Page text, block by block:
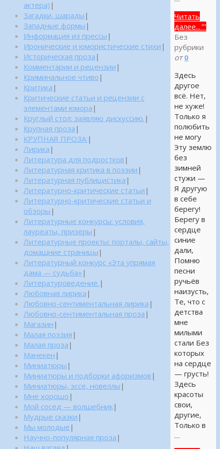
Читать
далее... ""
Без
рубрики
от 0
Здесь
другое
всё. Нет,
не хуже!
Только я
полюбить
не могу
Эту землю
без
зимней
стужи —
Я другую
в себе
берегу!
Берегу в
сердце
синие
дали,
Помню
песни
ручьёв
наизусть,
Те, что с
детства
мне
милыми
стали Без
которых
на сердце
— грусть!
Здесь
красоты
свои,
другие,
Только в
…
актера) |
Загадки, шарады |
Западные формы |
Информация из прессы |
Иронические и юмористические стихи |
Историческая проза |
Комментарии и рецензии |
Криминальное чтиво |
Критика |
Критические статьи и рецензии с
элементами юмора |
Круглый стол: заявляю дискуссию. |
Крупная проза |
КРУПНАЯ ПРОЗА: |
Лирика |
Литература для подростков |
Литературная критика в поэзии |
Литературная публицистика |
Литературно-критические статьи |
Литературно-критические статьи и
обзоры |
Литературные конкурсы: условия,
лауреаты, призеры |
Литературные проекты: порталы, сайты,
домашние страницы |
Литературный конкурс «Эта упрямая
дама — судьба» |
Литературоведение. |
Любовная лирика |
Любовно-сентиментальная лирика |
Любовно-сентиментальная проза |
Магазин |
Малая поэзия |
Малая проза |
Манекен |
Миниатюры |
Миниатюры и подборки афоризмов |
Миниатюры, эссе, новеллы |
Мне хорошо |
Мой сосед — волшебник|
Мудрые сказки |
Мы молодые |
Научно-популярная проза |